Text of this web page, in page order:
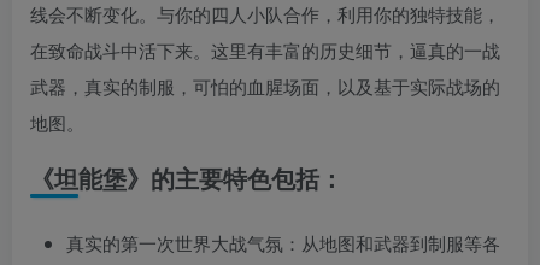
线会不断变化。与你的四人小队合作，利用你的独特技能，
在致命战斗中活下来。这里有丰富的历史细节，逼真的一战
武器，真实的制服，可怕的血腥场面，以及基于实际战场的
地图。
《坦能堡》的主要特色包括：
真实的第一次世界大战气氛：从地图和武器到制服等各